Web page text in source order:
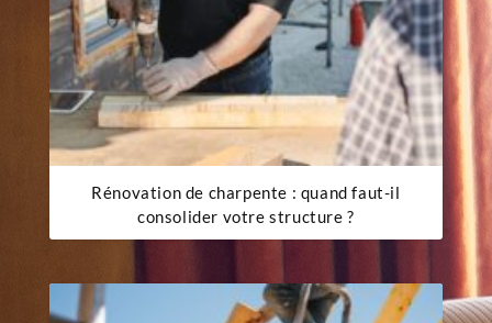
Rénovation de charpente : quand faut-il
consolider votre structure ?